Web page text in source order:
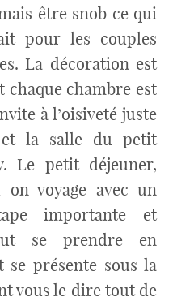
être snob ce qui
pour les couples
La décoration est
chaque chambre est
à l’oisiveté juste
la salle du petit
Le petit déjeuner,
voyage avec un
importante et
se prendre en
se présente sous la
vous le dire tout de